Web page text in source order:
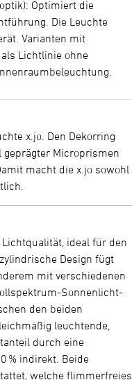
Optimiert die
Die Leuchte
Varianten mit
Lichtlinie ohne
x.jo. Den Dekorring
Microprismen
macht die x.jo sowohl
ideal für den
Design fügt
mit verschiedenen
Sonnenlicht-
den beiden
leuchtende,
durch eine
% indirekt. Beide
welche flimmerfreies